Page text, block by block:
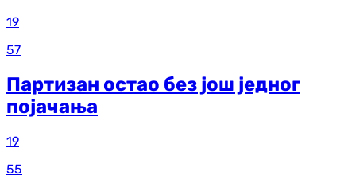
19
57
Партизан остао без још једног
појачања
19
55